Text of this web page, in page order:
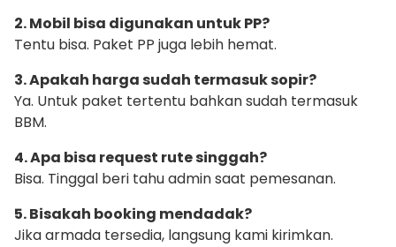
2. Mobil bisa digunakan untuk PP?
Tentu bisa. Paket PP juga lebih hemat.
3. Apakah harga sudah termasuk sopir?
Ya. Untuk paket tertentu bahkan sudah termasuk
BBM.
4. Apa bisa request rute singgah?
Bisa. Tinggal beri tahu admin saat pemesanan.
5. Bisakah booking mendadak?
Jika armada tersedia, langsung kami kirimkan.